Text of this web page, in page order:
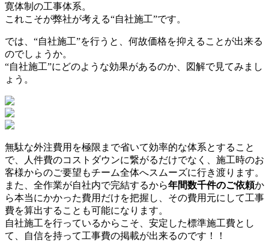
寛体制の工事体系。
これこそが弊社が考える“自社施工”です。
では、“自社施工”を行うと、何故価格を抑えることが出来る
のでしょうか。
“自社施工”にどのような効果があるのか、図解で見てみまし
ょう。
無駄な外注費用を極限まで省いて効率的な体系とすること
で、人件費のコストダウンに繋がるだけでなく、施工時のお
客様からのご要望もチーム全体へスムーズに行き渡ります。
また、全作業が自社内で完結するから年間数千件のご依頼か
ら本当にかかった費用だけを把握し、その費用元にして工事
費を算出することも可能になります。
自社施工を行っているからこそ、安定した標準施工費とし
て、自信を持って工事費の掲載が出来るのです！！